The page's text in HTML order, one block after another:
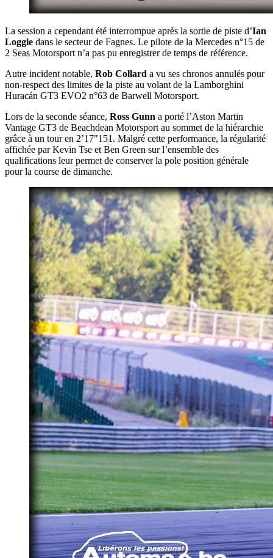
La session a cependant été interrompue après la sortie de piste d’Ian
Loggie dans le secteur de Fagnes. Le pilote de la Mercedes n°15 de
2 Seas Motorsport n’a pas pu enregistrer de temps de référence.
Autre incident notable, Rob Collard a vu ses chronos annulés pour
non-respect des limites de la piste au volant de la Lamborghini
Huracán GT3 EVO2 n°63 de Barwell Motorsport.
Lors de la seconde séance, Ross Gunn a porté l’Aston Martin
Vantage GT3 de Beachdean Motorsport au sommet de la hiérarchie
grâce à un tour en 2’17"151. Malgré cette performance, la régularité
affichée par Kevin Tse et Ben Green sur l’ensemble des
qualifications leur permet de conserver la pole position générale
pour la course de dimanche.